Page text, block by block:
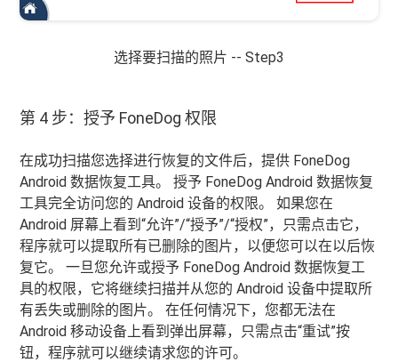
选择要扫描的照片 -- Step3
第 4 步：授予 FoneDog 权限
在成功扫描您选择进行恢复的文件后，提供 FoneDog
Android 数据恢复工具。 授予 FoneDog Android 数据恢复
工具完全访问您的 Android 设备的权限。 如果您在
Android 屏幕上看到“允许”/“授予”/“授权”，只需点击它，
程序就可以提取所有已删除的图片，以便您可以在以后恢
复它。 一旦您允许或授予 FoneDog Android 数据恢复工
具的权限，它将继续扫描并从您的 Android 设备中提取所
有丢失或删除的图片。 在任何情况下，您都无法在
Android 移动设备上看到弹出屏幕，只需点击“重试”按
钮，程序就可以继续请求您的许可。